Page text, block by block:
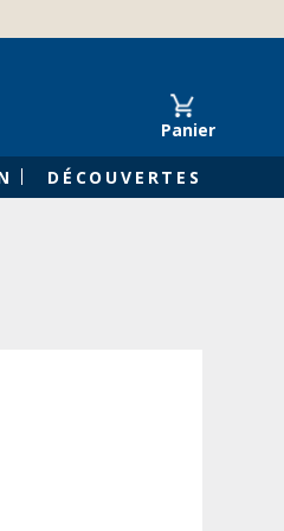
Panier
DÉCOUVERTES